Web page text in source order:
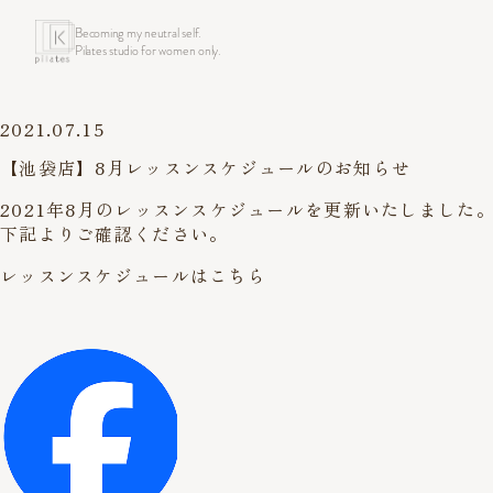
Becoming my neutral self.
Pilates studio for women only.
2021.07.15
【池袋店】8月レッスンスケジュールのお知らせ
2021年8月のレッスンスケジュールを更新いたしました。
下記よりご確認ください。
レッスンスケジュールはこちら